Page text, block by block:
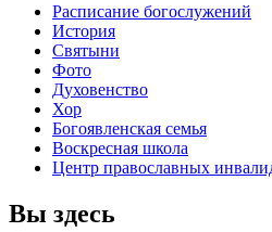
Расписание богослужений
История
Святыни
Фото
Духовенство
Хор
Богоявленская семья
Воскресная школа
Центр православных
Вы здесь